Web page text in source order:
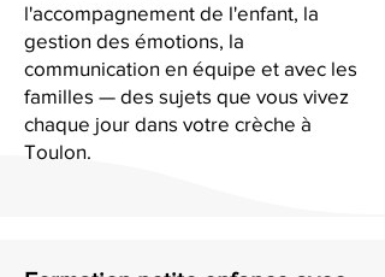
l'accompagnement de l'enfant, la
gestion des émotions, la
communication en équipe et avec les
familles — des sujets que vous vivez
chaque jour dans votre crèche à
Toulon.